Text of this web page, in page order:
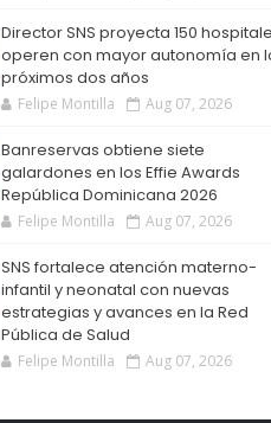
Director SNS proyecta 150
operen con mayor autonomía en
próximos dos años
Felipe Montilla Aug 07, 2026
Banreservas obtiene siete
galardones en los Effie Awards
República Dominicana 2026
Felipe Montilla Aug 07, 2026
SNS fortalece atención materno-
infantil y neonatal con nuevas
estrategias y avances en la Red
Pública de Salud
Felipe Montilla Aug 07, 2026